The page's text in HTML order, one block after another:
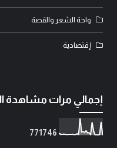
واحة الشعر والقصة
إقتصادية
إجمالي مرات مشاهدة
771746